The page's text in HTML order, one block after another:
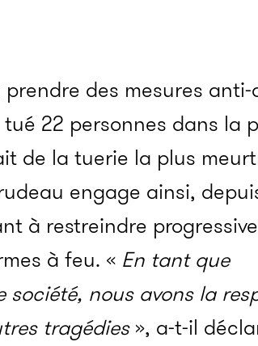
des mesures anti-
22 personnes dans la
de la tuerie la plus
engage ainsi,
à restreindre
à feu. « En tant que
nous avons la
tragédies», a-t-il